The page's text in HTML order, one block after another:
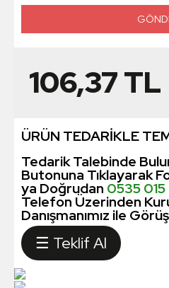
106,37TL
ÜRÜN TEDARİKLE
Tedarik Talebinde
Butonuna Tıklayarak
ya Doğrudan 0535
Telefon Üzerinden
Danışmanımız ile
☰ Teklif Al